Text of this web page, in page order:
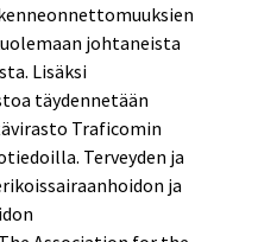
johtaneista
Lisäksi
täydennetään
Traficomin
Terveyden ja
ja